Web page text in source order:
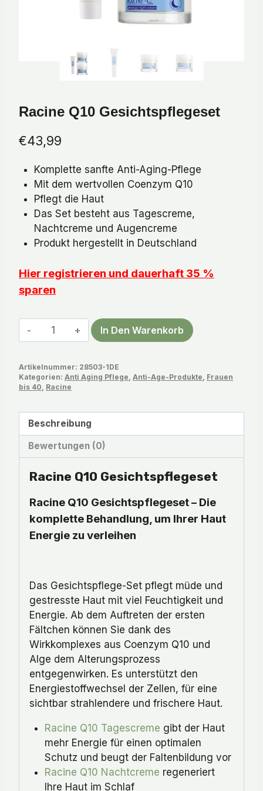
Racine Q10 Gesichtspflegeset
€43,99
Komplette sanfte Anti-Aging-Pflege
Mit dem wertvollen Coenzym Q10
Pflegt die Haut
Das Set besteht aus Tagescreme,
Nachtcreme und Augencreme
Produkt hergestellt in Deutschland
Hier registrieren und dauerhaft 35 %
sparen
Racine
Q10
Menge
In Den Warenkorb
Artikelnummer: 28503-1DE
Kategorien: Anti Aging Pflege, Anti-Age-Produkte, Frauen
bis 40, Racine
Beschreibung
Bewertungen (0)
Racine Q10 Gesichtspflegeset
Racine Q10 Gesichtspflegeset – Die
komplette Behandlung, um Ihrer Haut
Energie zu verleihen
Das Gesichtspflege-Set pflegt müde und
gestresste Haut mit viel Feuchtigkeit und
Energie. Ab dem Auftreten der ersten
Fältchen können Sie dank des
Wirkkomplexes aus Coenzym Q10 und
Alge dem Alterungsprozess
entgegenwirken. Es unterstützt den
Energiestoffwechsel der Zellen, für eine
sichtbar strahlendere und frischere Haut.
Racine Q10 Tagescreme gibt der Haut
mehr Energie für einen optimalen
Schutz und beugt der Faltenbildung vor
Racine Q10 Nachtcreme regeneriert
Ihre Haut im Schlaf